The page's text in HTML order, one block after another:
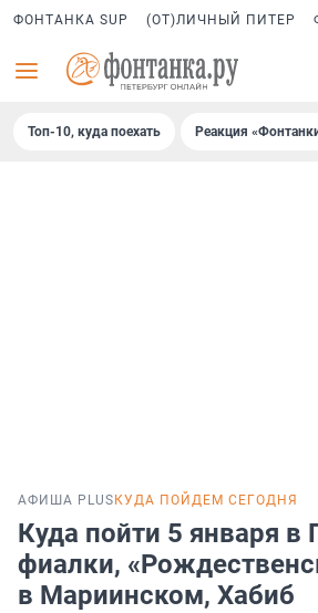
ФОНТАНКА SUP (ОТ)ЛИЧНЫЙ ПИТЕР
Топ-10, куда поехать Реакция
АФИША PLUS КУДА ПОЙДЕМ СЕГОДНЯ
Куда пойти 5 января в
фиалки,
в Мариинском, Хабиб